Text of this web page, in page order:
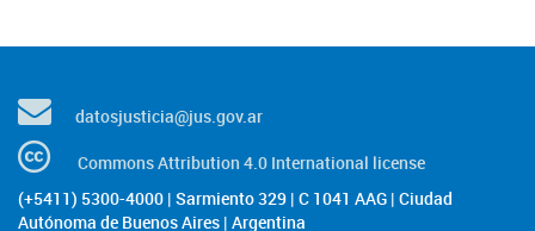
datosjusticia@jus.gov.ar
Commons Attribution 4.0 International license
(+5411) 5300-4000 | Sarmiento 329 | C 1041 AAG | Ciudad
Autónoma de Buenos Aires | Argentina